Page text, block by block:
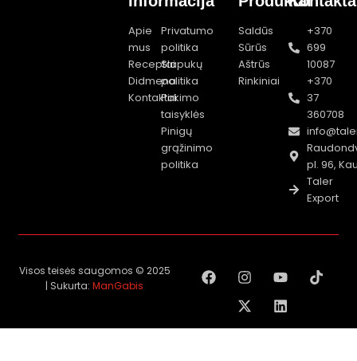
Apie
mus
Receptai
Didmena
Kontaktai
Privatumo
politika
Slapukų
politika
Pirkimo
taisyklės
Pinigų
grąžinimo
politika
Saldūs
Sūrūs
Aštrūs
Rinkiniai
+370
699
10087
+370
37
360708
pl. 96,
Taler
Export
Visos teisės saugomos © 2025
| Sukurta:ManGabis
F
a
b
I
n
s
t
a
Y
o
u
t
u
T
i
o
X
-
t
w
i
L
i
n
k
e